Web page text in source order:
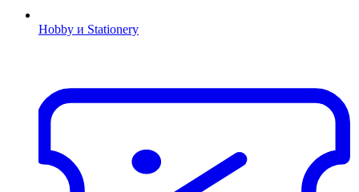
Hobby и Stationery